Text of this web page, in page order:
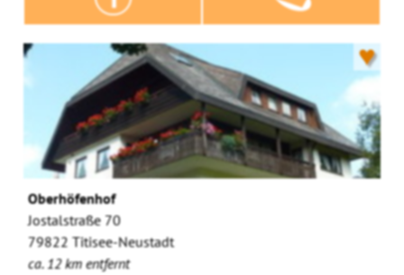
♥
Oberhöfenhof
Jostalstraße 70
79822 Titisee-Neustadt
ca. 12 km entfernt